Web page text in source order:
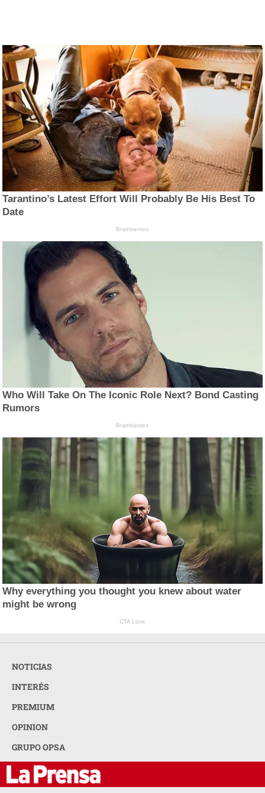
Tarantino’s Latest Effort Will Probably Be His Best To
Date
Brainberries
Who Will Take On The Iconic Role Next? Bond Casting
Rumors
Brainberries
Why everything you thought you knew about water
might be wrong
CTA Love
NOTICIAS
INTERÉS
PREMIUM
OPINION
GRUPO OPSA